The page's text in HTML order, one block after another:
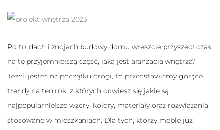
Po trudach i znojach budowy domu wreszcie przyszedł czas
na tę przyjemniejszą część, jaką jest aranżacja wnętrza?
Jeżeli jesteś na początku drogi, to przedstawiamy gorące
trendy na ten rok, z których dowiesz się jakie są
najpopularniejsze wzory, kolory, materiały oraz rozwiązania
stosowane w mieszkaniach. Dla tych, którzy meble już